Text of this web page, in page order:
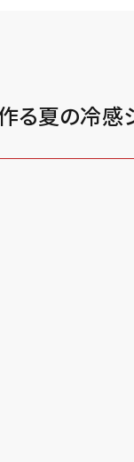
る夏の冷感シ